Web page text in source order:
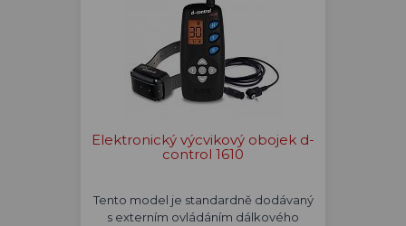
Elektronický výcvikový obojek d-
control 1610
Tento model je standardně dodávaný
s externím ovládáním dálkového